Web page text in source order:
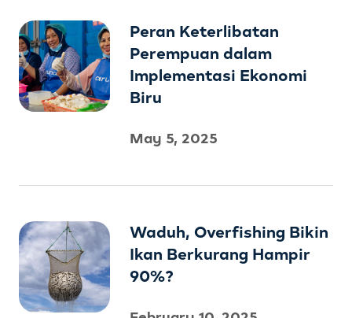
Peran Keterlibatan
Perempuan dalam
Implementasi Ekonomi
Biru
May 5, 2025
Waduh, Overfishing Bikin
Ikan Berkurang Hampir
90%?